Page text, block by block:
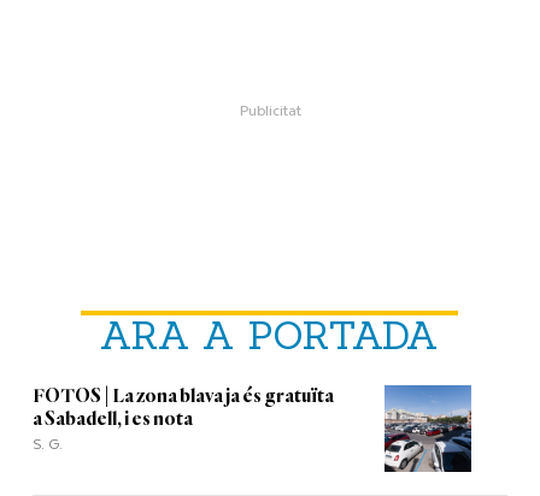
ARA A PORTADA
FOTOS | La zona blava ja és gratuïta
a Sabadell, i es nota
S. G.